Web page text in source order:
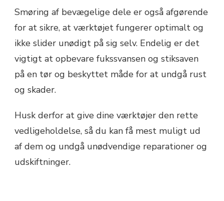
Smøring af bevægelige dele er også afgørende
for at sikre, at værktøjet fungerer optimalt og
ikke slider unødigt på sig selv. Endelig er det
vigtigt at opbevare fukssvansen og stiksaven
på en tør og beskyttet måde for at undgå rust
og skader.
Husk derfor at give dine værktøjer den rette
vedligeholdelse, så du kan få mest muligt ud
af dem og undgå unødvendige reparationer og
udskiftninger.